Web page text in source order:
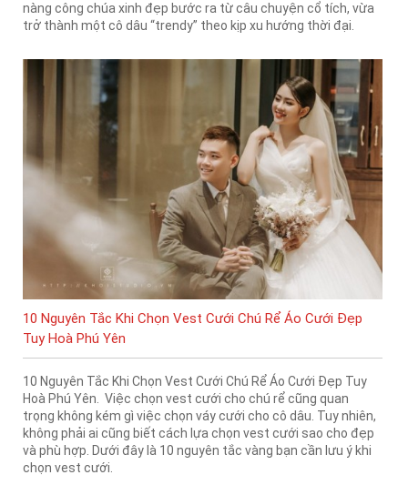
nàng công chúa xinh đẹp bước ra từ câu chuyện cổ tích, vừa
trở thành một cô dâu “trendy” theo kịp xu hướng thời đại.
10 Nguyên Tắc Khi Chọn Vest Cưới Chú Rể Áo Cưới Đẹp
Tuy Hoà Phú Yên
10 Nguyên Tắc Khi Chọn Vest Cưới Chú Rể Áo Cưới Đẹp Tuy
Hoà Phú Yên. Việc chọn vest cưới cho chú rể cũng quan
trọng không kém gì việc chọn váy cưới cho cô dâu. Tuy nhiên,
không phải ai cũng biết cách lựa chọn vest cưới sao cho đẹp
và phù hợp. Dưới đây là 10 nguyên tắc vàng bạn cần lưu ý khi
chọn vest cưới.